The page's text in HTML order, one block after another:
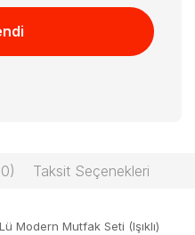
Taksit Seçenekleri
Modern Mutfak Seti (Işıklı)